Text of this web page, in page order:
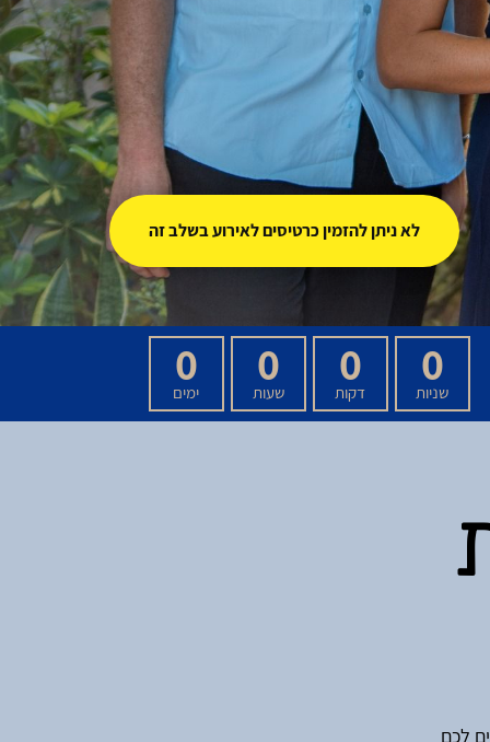
0
שניות
0
דקות
0
שעות
0
ימים
לכם
לא ניתן להזמין כרטיסים לאירוע בשלב זה